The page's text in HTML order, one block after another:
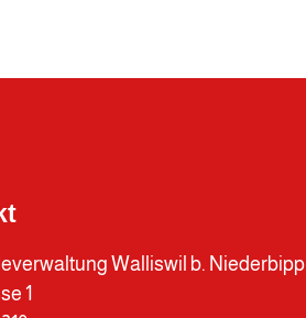
Walliswil b. Niederbipp
1